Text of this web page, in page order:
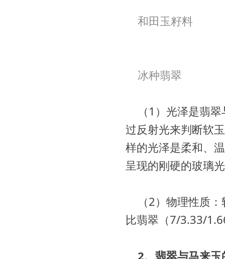
和田玉籽料
冰种翡翠
（1）光泽是翡
过反射光来判断软
样的光泽是柔和、
呈现的刚硬的玻璃
（2）物理性质
比翡翠（7/3.33/
2、翡翠与马来玉